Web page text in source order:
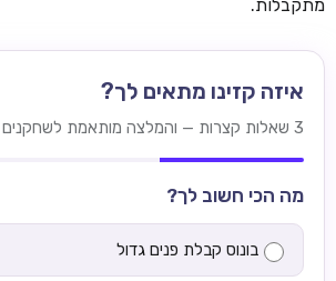
מתקבלות.
איזה קזינו מתאים לך?
3 שאלות קצרות — והמלצה מותאמת לשחקנים מישראל.
מה הכי חשוב לך?
בונוס קבלת פנים גדול